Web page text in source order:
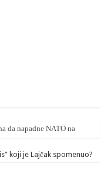
koji je Lajčak spomenuo?